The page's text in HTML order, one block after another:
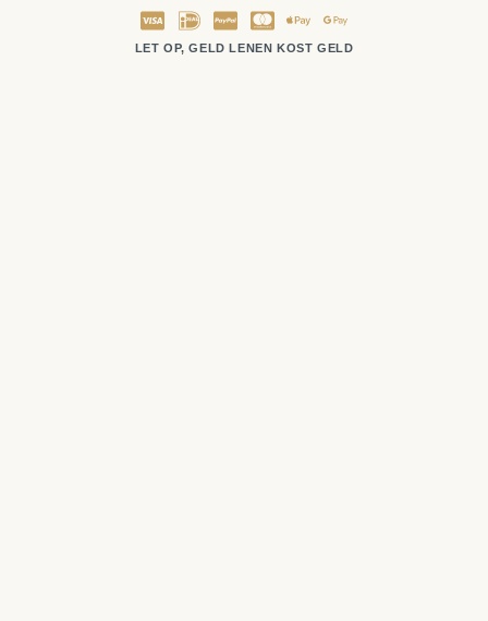
LET OP, GELD LENEN KOST GELD